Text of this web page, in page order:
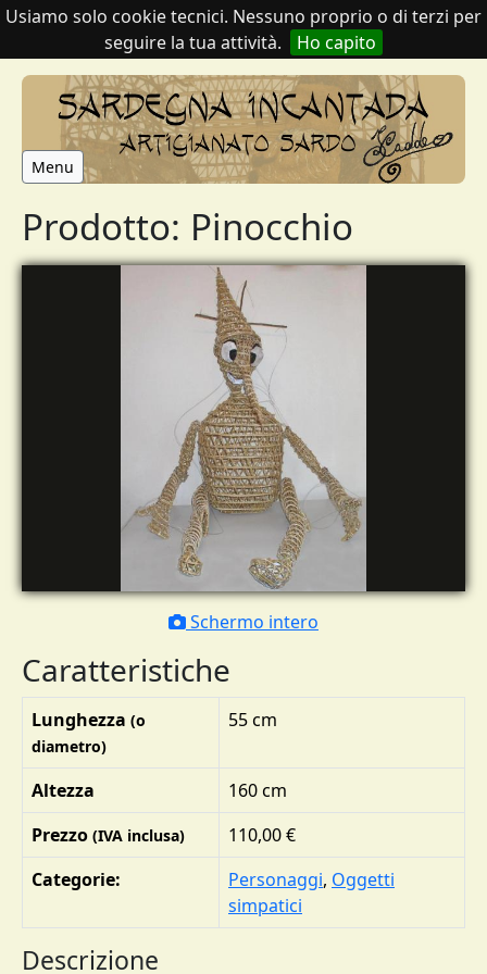
Usiamo solo cookie tecnici. Nessuno proprio o di terzi per
seguire la tua attività.
Ho capito
Menu
Prodotto: Pinocchio
Schermo intero
Caratteristiche
Lunghezza (o
diametro)
55 cm
Altezza
160 cm
Prezzo (IVA inclusa)
110,00 €
Categorie:
Personaggi, Oggetti
simpatici
Descrizione